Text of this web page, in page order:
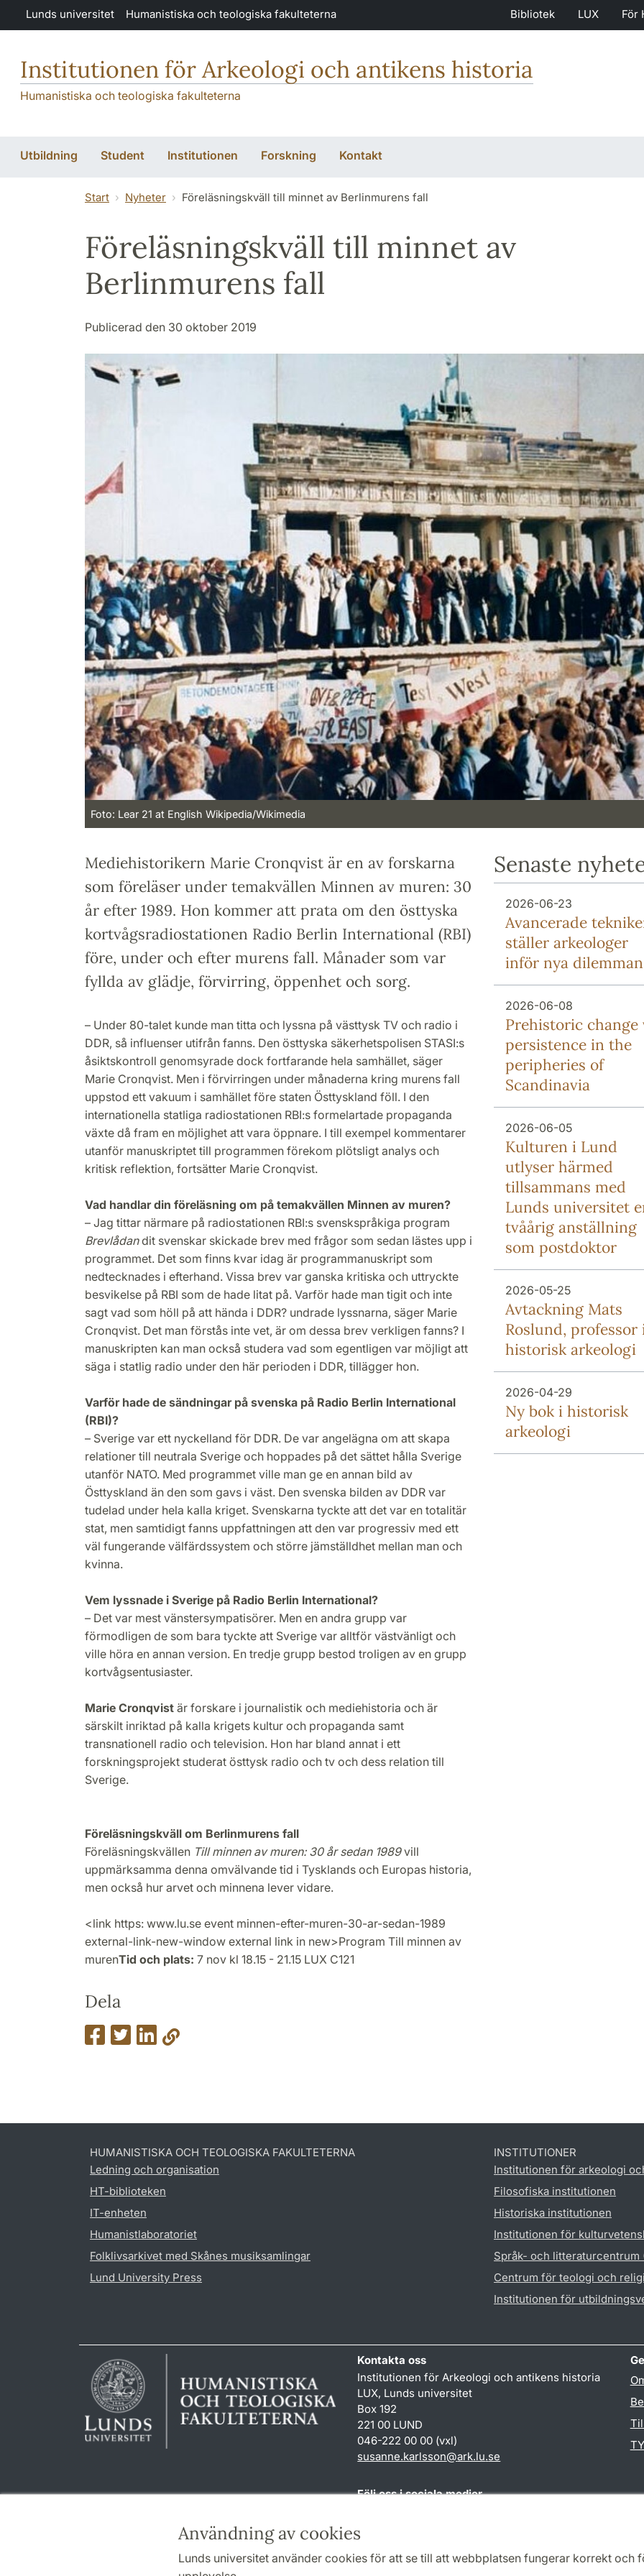
Hoppa till huvudinnehåll
Användning av cookies
Lunds universitet använder cookies för att se till att webbplatsen fungerar korrekt och
Lunds universitet Humanistiska och teologiska fakulteterna Bibliotek LUX För
Institutionen för Arkeologi och antikens historia
Humanistiska och teologiska fakulteterna
Utbildning Student Institutionen Forskning Kontakt
Start Nyheter Föreläsningskväll till minnet av Berlinmurens fall
Föreläsningskväll till minnet av
Berlinmurens fall
Publicerad den 30 oktober 2019
Foto: Lear 21 at English Wikipedia/Wikimedia
Mediehistorikern Marie Cronqvist är en av forskarna
som föreläser under temakvällen Minnen av muren: 30
år efter 1989. Hon kommer att prata om den östtyska
kortvågsradiostationen Radio Berlin International (RBI)
före, under och efter murens fall. Månader som var
fyllda av glädje, förvirring, öppenhet och sorg.
– Under 80-talet kunde man titta och lyssna på västtysk TV och radio i
DDR, så influenser utifrån fanns. Den östtyska säkerhetspolisen STASI:s
åsiktskontroll genomsyrade dock fortfarande hela samhället, säger
Marie Cronqvist. Men i förvirringen under månaderna kring murens fall
uppstod ett vakuum i samhället före staten Östtyskland föll. I den
internationella statliga radiostationen RBI:s formelartade propaganda
växte då fram en möjlighet att vara öppnare. I till exempel kommentarer
utanför manuskriptet till programmen förekom plötsligt analys och
kritisk reflektion, fortsätter Marie Cronqvist.
Vad handlar din föreläsning om på temakvällen Minnen av muren?
– Jag tittar närmare på radiostationen RBI:s svenskspråkiga program
Brevlådandit svenskar skickade brev med frågor som sedan lästes upp i
programmet. Det som finns kvar idag är programmanuskript som
nedtecknades i efterhand. Vissa brev var ganska kritiska och uttryckte
besvikelse på RBI som de hade litat på. Varför hade man tigit och inte
sagt vad som höll på att hända i DDR? undrade lyssnarna, säger Marie
Cronqvist. Det man förstås inte vet, är om dessa brev verkligen fanns? I
manuskripten kan man också studera vad som egentligen var möjligt att
säga i statlig radio under den här perioden i DDR, tillägger hon.
Varför hade de sändningar på svenska på Radio Berlin International
(RBI)?
– Sverige var ett nyckelland för DDR. De var angelägna om att skapa
relationer till neutrala Sverige och hoppades på det sättet hålla Sverige
utanför NATO. Med programmet ville man ge en annan bild av
Östtyskland än den som gavs i väst. Den svenska bilden av DDR var
tudelad under hela kalla kriget. Svenskarna tyckte att det var en totalitär
stat, men samtidigt fanns uppfattningen att den var progressiv med ett
väl fungerande välfärdssystem och större jämställdhet mellan man och
kvinna.
Vem lyssnade i Sverige på Radio Berlin International?
– Det var mest vänstersympatisörer. Men en andra grupp var
förmodligen de som bara tyckte att Sverige var alltför västvänligt och
ville höra en annan version. En tredje grupp bestod troligen av en grupp
kortvågsentusiaster.
Marie Cronqvist är forskare i journalistik och mediehistoria och är
särskilt inriktad på kalla krigets kultur och propaganda samt
transnationell radio och television. Hon har bland annat i ett
forskningsprojekt studerat östtysk radio och tv och dess relation till
Sverige.
Föreläsningskväll om Berlinmurens fall
Föreläsningskvällen Till minnen av muren: 30 år sedan 1989vill
uppmärksamma denna omvälvande tid i Tysklands och Europas historia,
men också hur arvet och minnena lever vidare.
<link https: www.lu.se event minnen-efter-muren-30-ar-sedan-1989
external-link-new-window external link in new>Program Till minnen av
murenTid och plats: 7 nov kl 18.15 - 21.15 LUX C121
Dela
Senaste
2026-06-23
Avancerade
ställer arkeologer
inför nya dilemman
2026-06-08
Prehistoric change
persistence in the
peripheries of
Scandinavia
2026-06-05
Kulturen i Lund
utlyser härmed
tillsammans med
Lunds universitet
tvåårig anställning
som postdoktor
2026-05-25
Avtackning Mats
Roslund, professor
historisk arkeologi
2026-04-29
Ny bok i historisk
arkeologi
HUMANISTISKA OCH TEOLOGISKA FAKULTETERNA
Ledning och organisation
HT-biblioteken
IT-enheten
Humanistlaboratoriet
Folklivsarkivet med Skånes musiksamlingar
Lund University Press
INSTITUTIONER
Institutionen för arkeologi
Filosofiska institutionen
Historiska institutionen
Institutionen för
Språk- och litteraturcentrum
Centrum för teologi och
Institutionen för
Kontakta oss
Institutionen för Arkeologi och antikens historia
LUX, Lunds universitet
Box 192
221 00 LUND
046-222 00 00 (vxl)
susanne.karlsson@ark.lu.se
Följ oss i sociala medier